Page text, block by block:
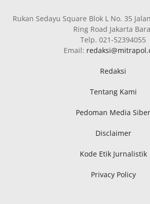
Rukan Sedayu Square Blok L No. 35
Ring Road Jakarta
Telp. 021-52394055
Email:
Redaksi
Tentang Kami
Pedoman Media Siber
Disclaimer
Kode Etik Jurnalistik
Privacy Policy